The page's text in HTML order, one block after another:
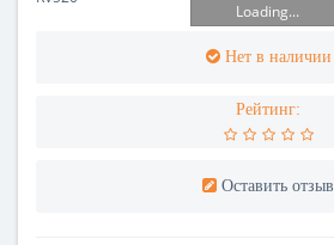
Loading...
Нет в наличии
Рейтинг:
Оставить отзыв